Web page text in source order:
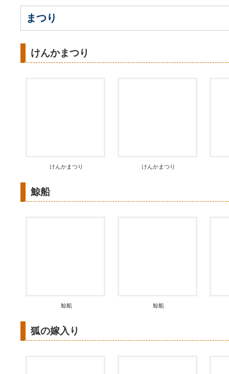
まつり
けんかまつり
けんかまつり けんかまつり
鯨船
鯨船 鯨船
狐の嫁入り